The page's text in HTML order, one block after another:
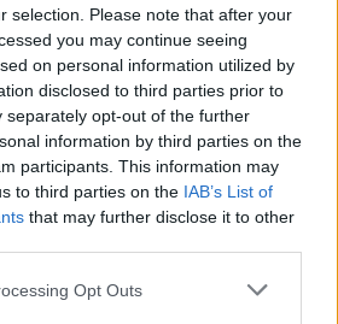
selection. Please note that after your
you may continue seeing
on personal information utilized by
disclosed to third parties prior to
separately opt-out of the further
information by third parties on the
participants. This information may
to third parties on the IAB’s List of
that may further disclose it to other
app uses one or more Google
Opt Outs
Követem
#GRAFFITI #KUTYA
#VONAT